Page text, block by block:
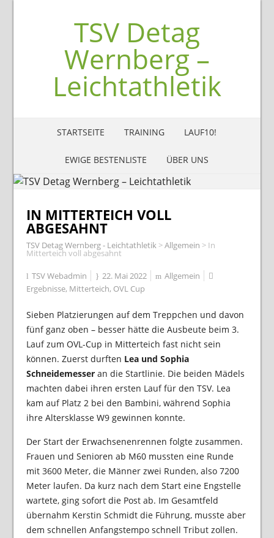
TSV Detag
Wernberg –
Leichtathletik
STARTSEITE TRAINING LAUF10!
EWIGE BESTENLISTE ÜBER UNS
IN MITTERTEICH VOLL
ABGESAHNT
TSV Detag Wernberg - Leichtathletik>Allgemein > In
Mitterteich voll abgesahnt
TSV Webadmin 22. Mai 2022
Allgemein
Ergebnisse, Mitterteich, OVL Cup
Sieben Platzierungen auf dem Treppchen und davon
fünf ganz oben – besser hätte die Ausbeute beim 3.
Lauf zum OVL-Cup in Mitterteich fast nicht sein
können. Zuerst durften Lea und Sophia
Schneidemesseran die Startlinie. Die beiden Mädels
machten dabei ihren ersten Lauf für den TSV. Lea
kam auf Platz 2 bei den Bambini, während Sophia
ihre Altersklasse W9 gewinnen konnte.
Der Start der Erwachsenenrennen folgte zusammen.
Frauen und Senioren ab M60 mussten eine Runde
mit 3600 Meter, die Männer zwei Runden, also 7200
Meter laufen. Da kurz nach dem Start eine Engstelle
wartete, ging sofort die Post ab. Im Gesamtfeld
übernahm Kerstin Schmidt die Führung, musste aber
dem schnellen Anfangstempo schnell Tribut zollen.